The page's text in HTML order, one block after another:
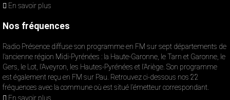
En savoir plus
Nos fréquences
Radio Présence diffuse son programme en FM sur sept départements de
l’ancienne région Midi-Pyrénées : la Haute-Garonne, le Tarn et Garonne, le
Gers, le Lot, l’Aveyron, les Hautes-Pyrénées et l’Ariège. Son programme
est également reçu en FM sur Pau. Retrouvez ci-dessous nos 22
fréquences avec la commune où est situé l’émetteur correspondant.
En savoir plus